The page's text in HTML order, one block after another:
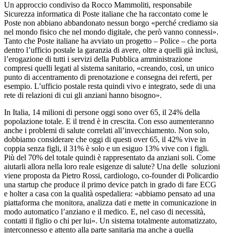
Un approccio condiviso da Rocco Mammoliti, responsabile
Sicurezza informatica di Poste italiane che ha raccontato come le
Poste non abbiano abbandonato nessun borgo «perché crediamo sia
nel mondo fisico che nel mondo digitale, che però vanno connessi».
Tanto che Poste italiane ha avviato un progetto – Police – che porta
dentro l’ufficio postale la garanzia di avere, oltre a quelli già inclusi,
l’erogazione di tutti i servizi della Pubblica amministrazione
compresi quelli legati al sistema sanitario, «creando, così, un unico
punto di accentramento di prenotazione e consegna dei referti, per
esempio. L’ufficio postale resta quindi vivo e integrato, sede di una
rete di relazioni di cui gli anziani hanno bisogno».
In Italia, 14 milioni di persone oggi sono over 65, il 24% della
popolazione totale. E il trend è in crescita. Con esso aumenteranno
anche i problemi di salute correlati all’invecchiamento. Non solo,
dobbiamo considerare che oggi di questi over 65, il 42% vive in
coppia senza figli, il 31% è solo e un esiguo 13% vive con i figli.
Più del 70% del totale quindi è rappresentato da anziani soli. Come
aiutarli allora nella loro reale esigenze di salute? Una delle soluzioni
viene proposta da Pietro Rossi, cardiologo, co-founder di Policardio
una startup che produce il primo device patch in grado di fare ECG
e holter a casa con la qualità ospedaliera: «abbiamo pensato ad una
piattaforma che monitora, analizza dati e mette in comunicazione in
modo automatico l’anziano e il medico. E, nel caso di necessità,
contatti il figlio o chi per lui». Un sistema totalmente automatizzato,
interconnesso e attento alla parte sanitaria ma anche a quella